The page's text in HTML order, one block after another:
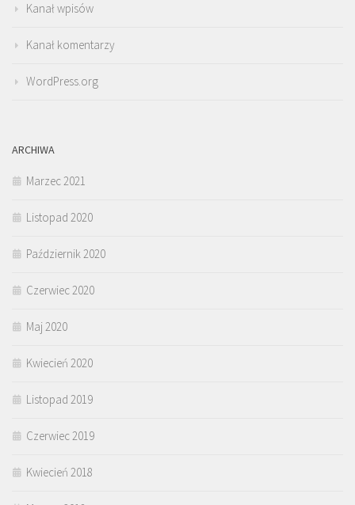
Kanał wpisów
Kanał komentarzy
WordPress.org
ARCHIWA
Marzec 2021
Listopad 2020
Październik 2020
Czerwiec 2020
Maj 2020
Kwiecień 2020
Listopad 2019
Czerwiec 2019
Kwiecień 2018